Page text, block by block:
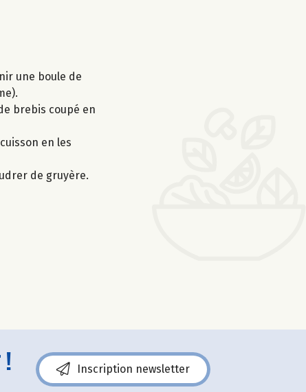
une boule de
brebis coupé en
en les
de gruyère.
! Inscription newsletter